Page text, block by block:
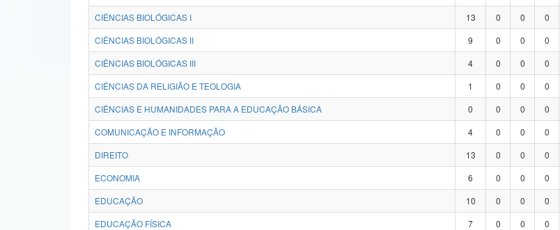
CIÊNCIAS BIOLÓGICAS I
13 0 0 0
CIÊNCIAS BIOLÓGICAS II
9 0 0 0
CIÊNCIAS BIOLÓGICAS III
4 0 0 0
CIÊNCIAS DA RELIGIÃO E TEOLOGIA
1 0 0 0
CIÊNCIAS E HUMANIDADES PARA A EDUCAÇÃO BÁSICA
0 0 0 0
COMUNICAÇÃO E INFORMAÇÃO
4 0 0 0
DIREITO
13 0 0 0
ECONOMIA
6 0 0 0
EDUCAÇÃO
10 0 0 0
EDUCAÇÃO FÍSICA
7 0 0 0